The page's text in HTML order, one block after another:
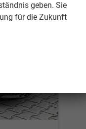
geben. Sie
für die Zukunft